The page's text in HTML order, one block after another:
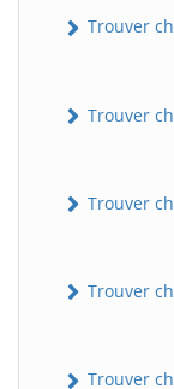
Trouver
Trouver
Trouver
Trouver
Trouver